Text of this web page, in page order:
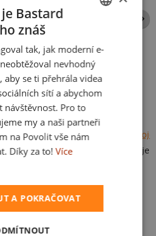
VÁNOCE
VLASTNÍ POTISK
To je moje
SLOVAK
Bastard
znáš
tak, jak moderní e-
nevhodný
aby se ti přehrála videa
sítí a abychom
návštěvnost. Pro to
my a naši partneři
na Povolit vše nám
Díky za to! Více
A POKRAČOVAT